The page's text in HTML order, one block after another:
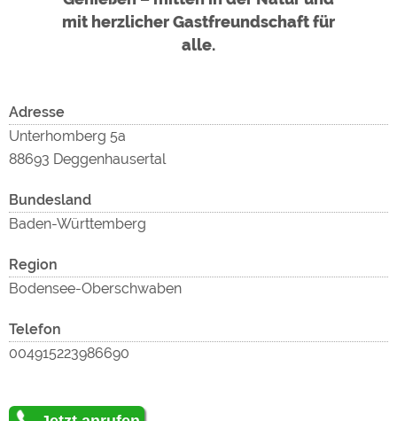
mit herzlicher Gastfreundschaft für
alle.
Adresse
Unterhomberg 5a
88693 Deggenhausertal
Bundesland
Baden-Württemberg
Region
Bodensee-Oberschwaben
Telefon
004915223986690zu
Google Remarketing
https://policies.google.com/privacy